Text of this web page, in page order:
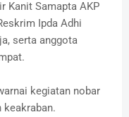
Kanit Samapta AKP
Ipda Adhi
serta anggota
kegiatan nobar
keakraban.